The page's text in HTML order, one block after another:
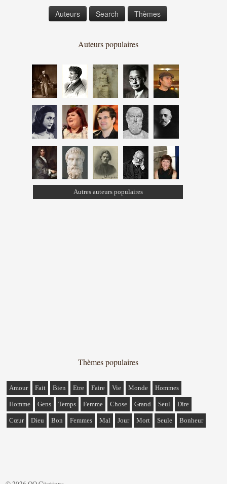
Auteurs Search Thèmes
Auteurs populaires
Autres auteurs populaires
Thèmes populaires
Amour Fait Bien Etre Faire Vie Monde Hommes
Homme Gens Temps Femme Chose Grand Seul Dire
Cœur Dieu Bon Femmes Mal Jour Mort Seule Bonheur